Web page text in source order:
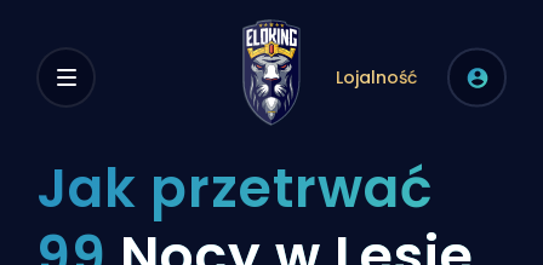
Lojalność
Jak przetrwać